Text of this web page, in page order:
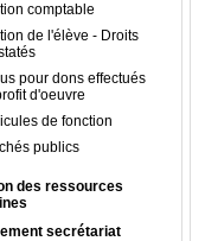
comptable
de l'élève - Droits
pour dons effectués
d'oeuvre
de fonction
publics
des ressources
secrétariat